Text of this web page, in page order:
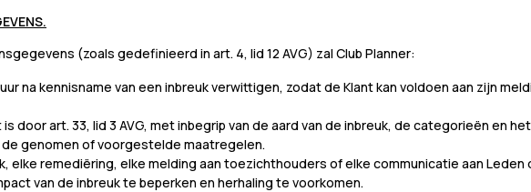
(zoals gedefinieerd in art. 4, lid 12 AVG) zal Club Planner:
na kennisname van een inbreuk verwittigen, zodat de Klant kan voldoen aan zijn
door art. 33, lid 3 AVG, met inbegrip van de aard van de inbreuk, de categorieën en
genomen of voorgestelde maatregelen.
elke remediëring, elke melding aan toezichthouders of elke communicatie aan Leden
van de inbreuk te beperken en herhaling te voorkomen.